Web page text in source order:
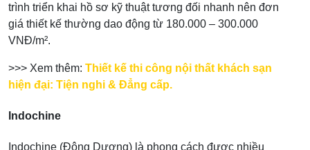
trình triển khai hồ sơ kỹ thuật tương đối nhanh nên đơn
giá thiết kế thường dao động từ 180.000 – 300.000
VNĐ/m².
>>> Xem thêm: Thiết kế thi công nội thất khách sạn
hiện đại: Tiện nghi & Đẳng cấp.
Indochine
Indochine (Đông Dương) là phong cách được nhiều